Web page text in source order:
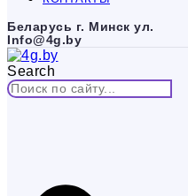
Беларусь г. Минск ул.
Info@4g.by
Search